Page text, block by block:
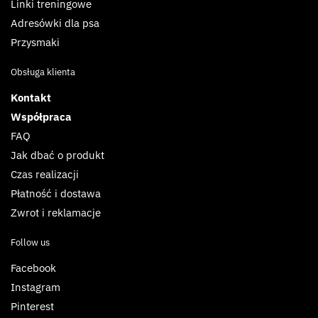
Linki treningowe
Adresówki dla psa
Przysmaki
Obsługa klienta
Kontakt
Współpraca
FAQ
Jak dbać o produkt
Czas realizacji
Płatność i dostawa
Zwrot i reklamacje
Follow us
Facebook
Instagram
Pinterest